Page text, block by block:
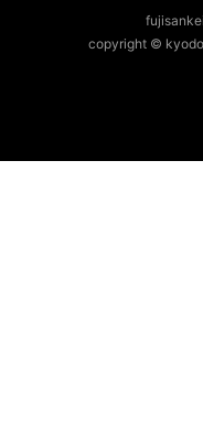
copyright ©